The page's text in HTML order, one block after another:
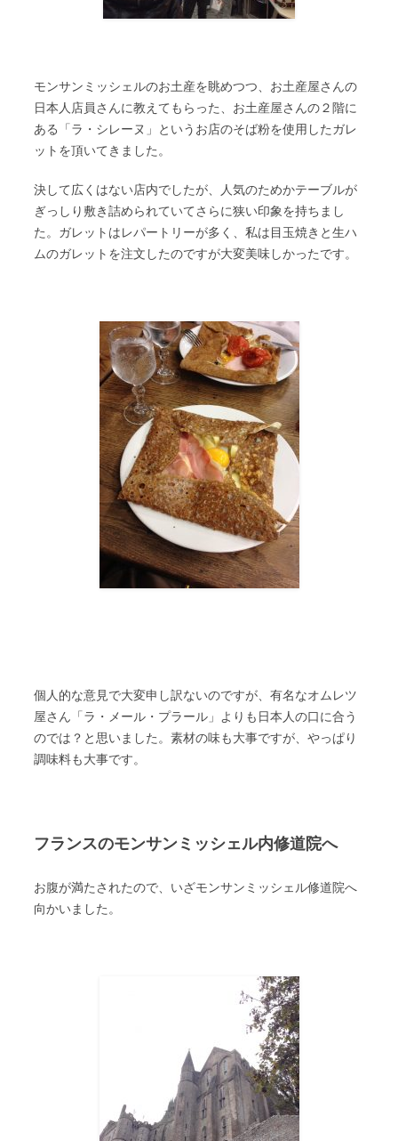
モンサンミッシェルのお土産を眺めつつ、お土産屋さんの
日本人店員さんに教えてもらった、お土産屋さんの２階に
ある「ラ・シレーヌ」というお店のそば粉を使用したガレ
ットを頂いてきました。
決して広くはない店内でしたが、人気のためかテーブルが
ぎっしり敷き詰められていてさらに狭い印象を持ちまし
た。ガレットはレパートリーが多く、私は目玉焼きと生ハ
ムのガレットを注文したのですが大変美味しかったです。
個人的な意見で大変申し訳ないのですが、有名なオムレツ
屋さん「ラ・メール・プラール」よりも日本人の口に合う
のでは？と思いました。素材の味も大事ですが、やっぱり
調味料も大事です。
フランスのモンサンミッシェル内修道院へ
お腹が満たされたので、いざモンサンミッシェル修道院へ
向かいました。